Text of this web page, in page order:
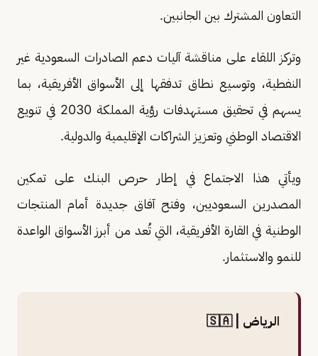
التعاون المشترك بين الجانبين.
وتركز اللقاء على مناقشة آليات دعم الصادرات السعودية غير
النفطية، وتوسيع نطاق تدفقها إلى الأسواق الأفريقية، بما
يسهم في تحقيق مستهدفات رؤية المملكة 2030 في تنويع
الاقتصاد الوطني وتعزيز الشراكات الإقليمية والدولية.
ويأتي هذا الاجتماع في إطار حرص البنك على تمكين
المصدرين السعوديين، وفتح آفاق جديدة أمام المنتجات
الوطنية في القارة الأفريقية، التي تُعد من أبرز الأسواق الواعدة
للنمو والاستثمار.
الرياض | 🇸🇦